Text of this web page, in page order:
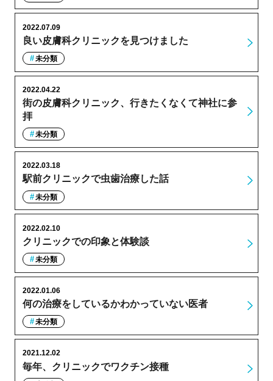
良い皮膚科クリニックを見つけました
2022.07.09
未分類
街の皮膚科クリニック、行きたくなくて神社に参
拝
2022.04.22
未分類
駅前クリニックで虫歯治療した話
2022.03.18
未分類
クリニックでの印象と体験談
2022.02.10
未分類
何の治療をしているかわかっていない医者
2022.01.06
未分類
毎年、クリニックでワクチン接種
2021.12.02